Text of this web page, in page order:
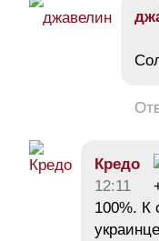
Кредо
12:11
100%. К